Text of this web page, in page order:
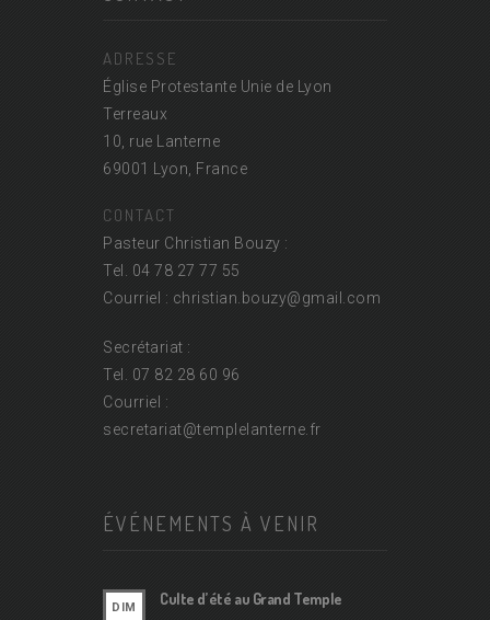
ADRESSE
Église Protestante Unie de Lyon
Terreaux
10, rue Lanterne
69001 Lyon, France
CONTACT
Pasteur Christian Bouzy :
Tel. 04 78 27 77 55
Courriel : christian.bouzy@gmail.com
Secrétariat :
Tel. 07 82 28 60 96
Courriel :
secretariat@templelanterne.fr
ÉVÉNEMENTS À VENIR
DIM Culte d’été au Grand Temple